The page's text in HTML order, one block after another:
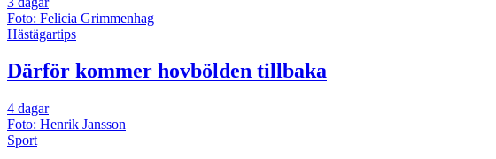
Foto: Felicia Grimmenhag
Hästägartips
Därför kommer hovbölden tillbaka
4 dagar
Foto: Henrik Jansson
Sport